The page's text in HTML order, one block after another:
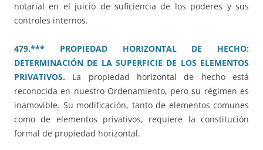
notarial en el juicio de suficiencia de los poderes y sus
controles internos.
479.*** PROPIEDAD HORIZONTAL DE HECHO:
DETERMINACIÓN DE LA SUPERFICIE DE LOS ELEMENTOS
PRIVATIVOS. La propiedad horizontal de hecho está
reconocida en nuestro Ordenamiento, pero su régimen es
inamovible. Su modificación, tanto de elementos comunes
como de elementos privativos, requiere la constitución
formal de propiedad horizontal.